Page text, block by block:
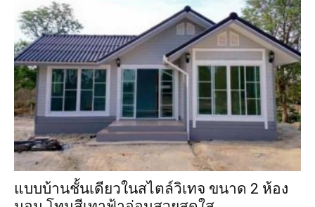
แบบบ้านชั้นเดียวในสไตล์วิเทจ ขนาด 2 ห้อง